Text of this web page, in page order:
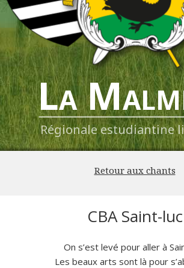
La
Régionale estudiantine
Retour aux chants
CBA Saint-luc
On s’est levé pour aller à
Les beaux arts sont là pour